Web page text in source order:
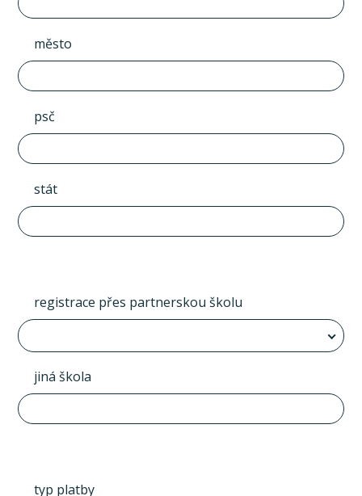
město
psč
stát
registrace přes partnerskou školu
jiná škola
typ platby